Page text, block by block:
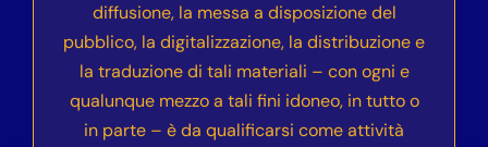
diffusione, la messa a disposizione del
pubblico, la digitalizzazione, la distribuzione e
la traduzione di tali materiali – con ogni e
qualunque mezzo a tali fini idoneo, in tutto o
in parte – è da qualificarsi come attività